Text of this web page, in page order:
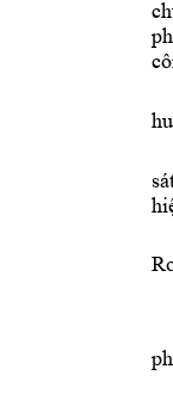
ch
ph
hu
hi